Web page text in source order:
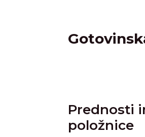
Prednosti
položnice